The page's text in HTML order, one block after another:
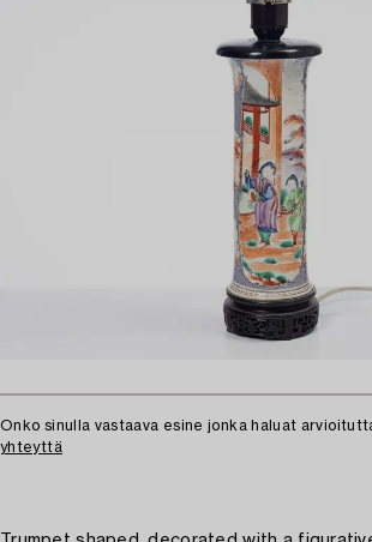
Onko sinulla vastaava esine jonka haluat
yhteyttä